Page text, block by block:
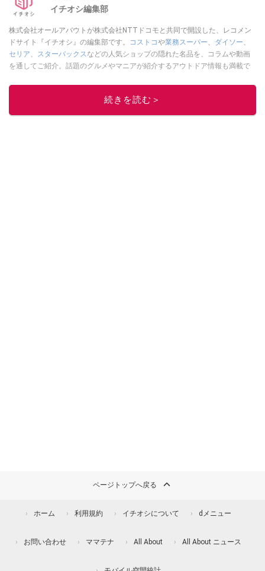
イチオシ編集部
株式会社オールアバウトが株式会社NTTドコモと共同で開設した、レコメン
ドサイト『イチオシ』の編集部です。
コストコや業務スーパー、 ダイソー、
セリア、 スターバックスなどの人気ショップの隠れた名品を、コラムや動画
を通してご紹介。話題のグルメやマニアが紹介するアウトドア情報も満載で
レビューしています。毎日トレンド情報をお届けしているので、ぜひ
してください！続きを読む＞
ページトップへ戻る
ホーム 利用規約 イチオシについて dメニュー
お問い合わせ ママテナ All About All About ニュース